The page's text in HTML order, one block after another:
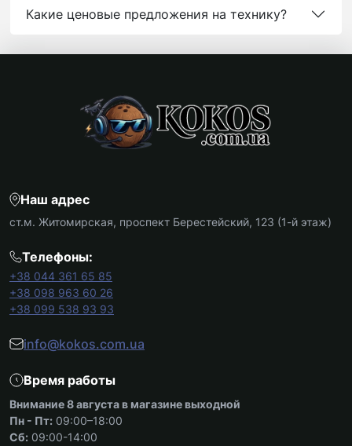
Какие ценовые предложения на технику?
Наш адрес
ст.м. Житомирская, проспект Берестейский, 123 (1-й этаж)
Телефоны:
+38 044 361 65 85
+38 098 963 60 26
+38 099 538 93 93
info@kokos.com.ua
Время работы
Внимание 8 августа в магазине выходной
Пн - Пт: 09:00–18:00
Сб: 09:00-14:00